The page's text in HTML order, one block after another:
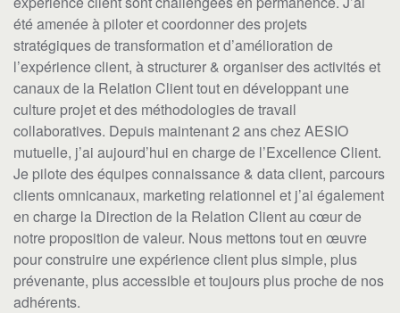
été amenée à piloter et coordonner des projets
stratégiques de transformation et d’amélioration de
l’expérience client, à structurer & organiser des activités et
canaux de la Relation Client tout en développant une
culture projet et des méthodologies de travail
collaboratives. Depuis maintenant 2 ans chez AESIO
mutuelle, j’ai aujourd’hui en charge de l’Excellence Client.
Je pilote des équipes connaissance & data client, parcours
clients omnicanaux, marketing relationnel et j’ai également
en charge la Direction de la Relation Client au cœur de
notre proposition de valeur. Nous mettons tout en œuvre
pour construire une expérience client plus simple, plus
prévenante, plus accessible et toujours plus proche de nos
adhérents.